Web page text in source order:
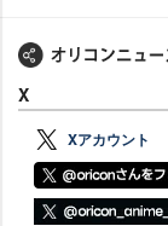
X
Xアカウント